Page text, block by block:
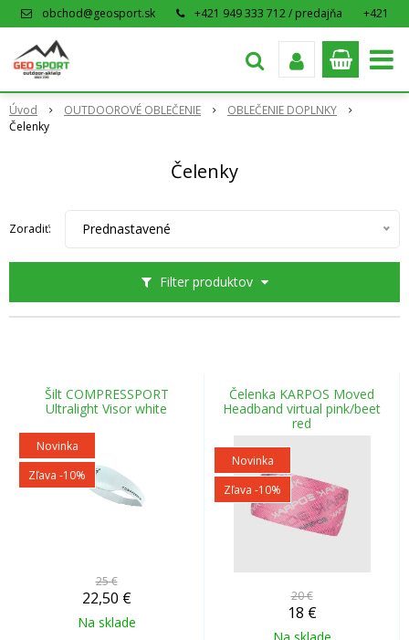
obchod@geosport.sk +421 949 333 712 / predajňa
+421
Úvod OUTDOOROVÉ OBLEČENIE
OBLEČENIE DOPLNKY
Čelenky
Čelenky
Filter produktov
Zoradiť: Prednastavené
Šilt COMPRESSPORT
Ultralight Visor white
Novinka
Zľava -10%
25 €
22,50 €
Na sklade
Čelenka KARPOS Moved
Headband virtual pink/beet
red
Novinka
Zľava -10%
20 €
18 €